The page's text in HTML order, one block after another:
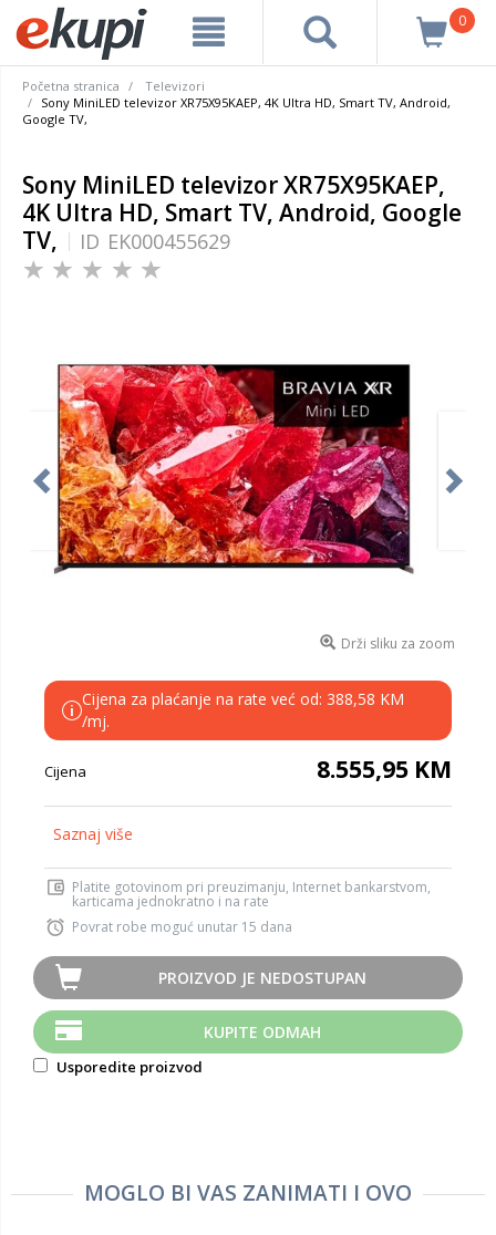
0
Početna stranica
Televizori
Sony MiniLED televizor XR75X95KAEP, 4K Ultra HD, Smart TV, Android,
Google TV,
Sony MiniLED televizor XR75X95KAEP,
4K Ultra HD, Smart TV, Android, Google
TV,
ID EK000455629
Drži sliku za zoom
i
Cijena za plaćanje na rate već od: 388,58 KM
/mj.
Cijena 8.555,95 KM
Saznaj više
Platite gotovinom pri preuzimanju, Internet bankarstvom,
karticama jednokratno i na rate
Povrat robe moguć unutar 15 dana
PROIZVOD JE NEDOSTUPAN
KUPITE ODMAH
Usporedite proizvod
MOGLO BI VAS ZANIMATI I OVO